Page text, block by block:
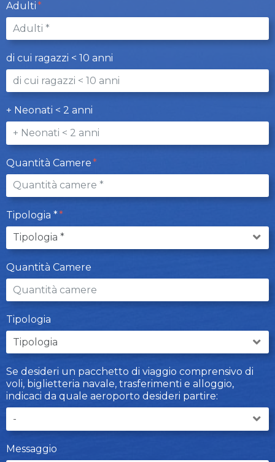
Adulti
di cui ragazzi < 10 anni
+ Neonati < 2 anni
Quantità Camere
Tipologia *
Quantità Camere
Tipologia
Se desideri un pacchetto di viaggio comprensivo di
voli, biglietteria navale, trasferimenti e alloggio,
indicaci da quale aeroporto desideri partire:
Messaggio